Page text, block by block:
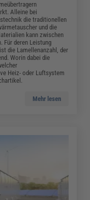
Alleine bei
die traditionellen
und die
kann zwischen
Für deren Leistung
die Lamellenanzahl, der
Worin dabei die
Heiz- oder Luftsystem
Mehr lesen